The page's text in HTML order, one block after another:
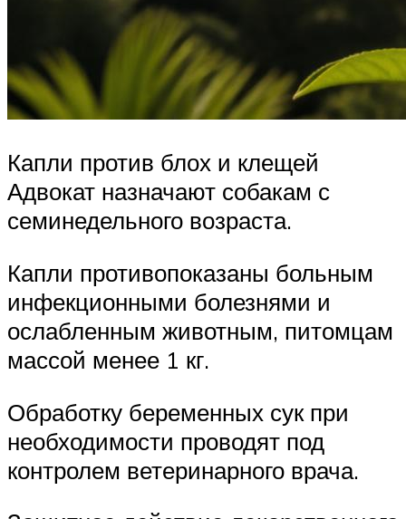
Капли против блох и клещей
Адвокат назначают собакам с
семинедельного возраста.
Капли противопоказаны больным
инфекционными болезнями и
ослабленным животным, питомцам
массой менее 1 кг.
Обработку беременных сук при
необходимости проводят под
контролем ветеринарного врача.